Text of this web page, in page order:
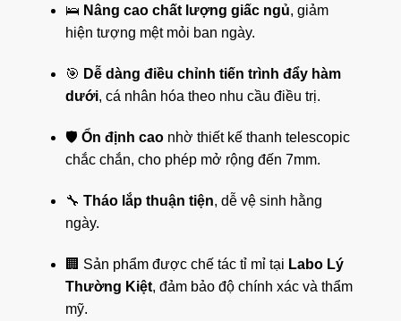
🛌 Nâng cao chất lượng giấc ngủ, giảm
hiện tượng mệt mỏi ban ngày.
🎯 Dễ dàng điều chỉnh tiến trình đẩy hàm
dưới, cá nhân hóa theo nhu cầu điều trị.
🛡️ Ổn định caonhờ thiết kế thanh telescopic
chắc chắn, cho phép mở rộng đến 7mm.
🔧 Tháo lắp thuận tiện, dễ vệ sinh hằng
ngày.
🏢 Sản phẩm được chế tác tỉ mỉ tại Labo Lý
Thường Kiệt, đảm bảo độ chính xác và thẩm
mỹ.